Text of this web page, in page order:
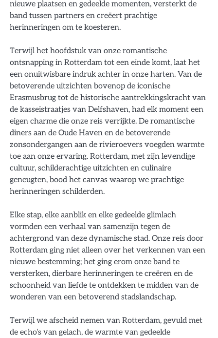
nieuwe plaatsen en gedeelde momenten, versterkt de
band tussen partners en creëert prachtige
herinneringen om te koesteren.
Terwijl het hoofdstuk van onze romantische
ontsnapping in Rotterdam tot een einde komt, laat het
een onuitwisbare indruk achter in onze harten. Van de
betoverende uitzichten bovenop de iconische
Erasmusbrug tot de historische aantrekkingskracht van
de kasseistraatjes van Delfshaven, had elk moment een
eigen charme die onze reis verrijkte. De romantische
diners aan de Oude Haven en de betoverende
zonsondergangen aan de rivieroevers voegden warmte
toe aan onze ervaring. Rotterdam, met zijn levendige
cultuur, schilderachtige uitzichten en culinaire
geneugten, bood het canvas waarop we prachtige
herinneringen schilderden.
Elke stap, elke aanblik en elke gedeelde glimlach
vormden een verhaal van samenzijn tegen de
achtergrond van deze dynamische stad. Onze reis door
Rotterdam ging niet alleen over het verkennen van een
nieuwe bestemming; het ging erom onze band te
versterken, dierbare herinneringen te creëren en de
schoonheid van liefde te ontdekken te midden van de
wonderen van een betoverend stadslandschap.
Terwijl we afscheid nemen van Rotterdam, gevuld met
de echo’s van gelach, de warmte van gedeelde